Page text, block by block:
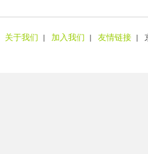
关于我们 | 加入我们 | 友情链接 |